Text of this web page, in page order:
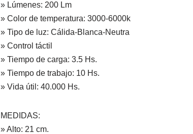
» Lúmenes: 200 Lm
» Color de temperatura: 3000-6000k
» Tipo de luz: Cálida-Blanca-Neutra
» Control táctil
» Tiempo de carga: 3.5 Hs.
» Tiempo de trabajo: 10 Hs.
» Vida útil: 40.000 Hs.
MEDIDAS:
» Alto: 21 cm.